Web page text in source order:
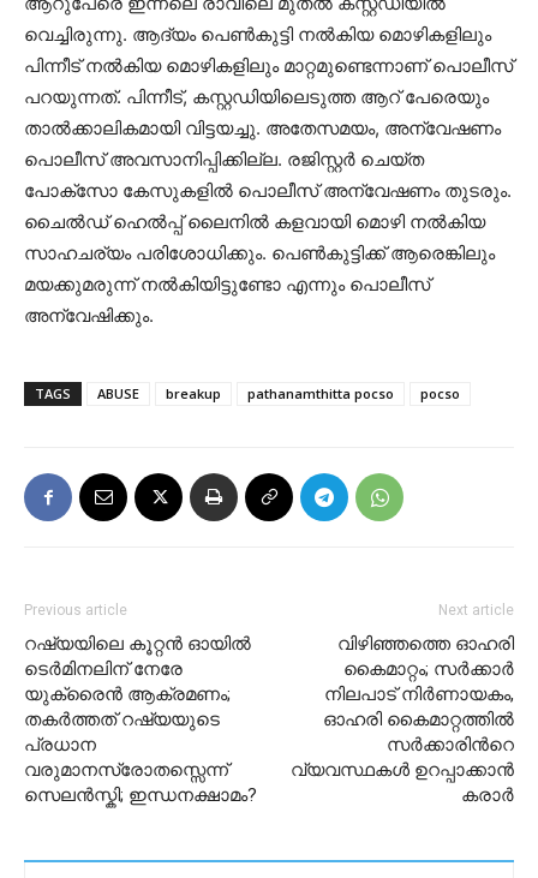
വെച്ചിരുന്നു. ആദ്യം പെൺകുട്ടി നൽകിയ മൊഴികളിലും
പിന്നീട് നൽകിയ മൊഴികളിലും മാറ്റമുണ്ടെന്നാണ് പൊലീസ്
പറയുന്നത്. പിന്നീട്, കസ്റ്റഡിയിലെടുത്ത ആറ് പേരെയും
താൽക്കാലികമായി വിട്ടയച്ചു. അതേസമയം, അന്വേഷണം
പൊലീസ് അവസാനിപ്പിക്കില്ല. രജിസ്റ്റർ ചെയ്ത
പോക്‌സോ കേസുകളിൽ പൊലീസ് അന്വേഷണം തുടരും.
ചൈൽഡ് ഹെൽപ്പ് ലൈനിൽ കളവായി മൊഴി നൽകിയ
സാഹചര്യം പരിശോധിക്കും. പെൺകുട്ടിക്ക് ആരെങ്കിലും
മയക്കുമരുന്ന് നൽകിയിട്ടുണ്ടോ എന്നും പൊലീസ്
അന്വേഷിക്കും.
TAGS ABUSE breakup pathanamthitta pocso pocso
Previous article
റഷ്യയിലെ കൂറ്റൻ ഓയിൽ
ടെർമിനലിന് നേരേ
യുക്രൈൻ ആക്രമണം;
തകർത്തത് റഷ്യയുടെ
പ്രധാന
വരുമാനസ്രോതസ്സെന്ന്
സെലൻസ്കി; ഇന്ധനക്ഷാമം?
Next article
വിഴിഞ്ഞത്തെ ഓഹരി
കൈമാറ്റം; സർക്കാർ
നിലപാട് നിർണായകം,
ഓഹരി കൈമാറ്റത്തിൽ
സർക്കാരിന്‍റെ
വ്യവസ്ഥകൾ ഉറപ്പാക്കാൻ
കരാർ